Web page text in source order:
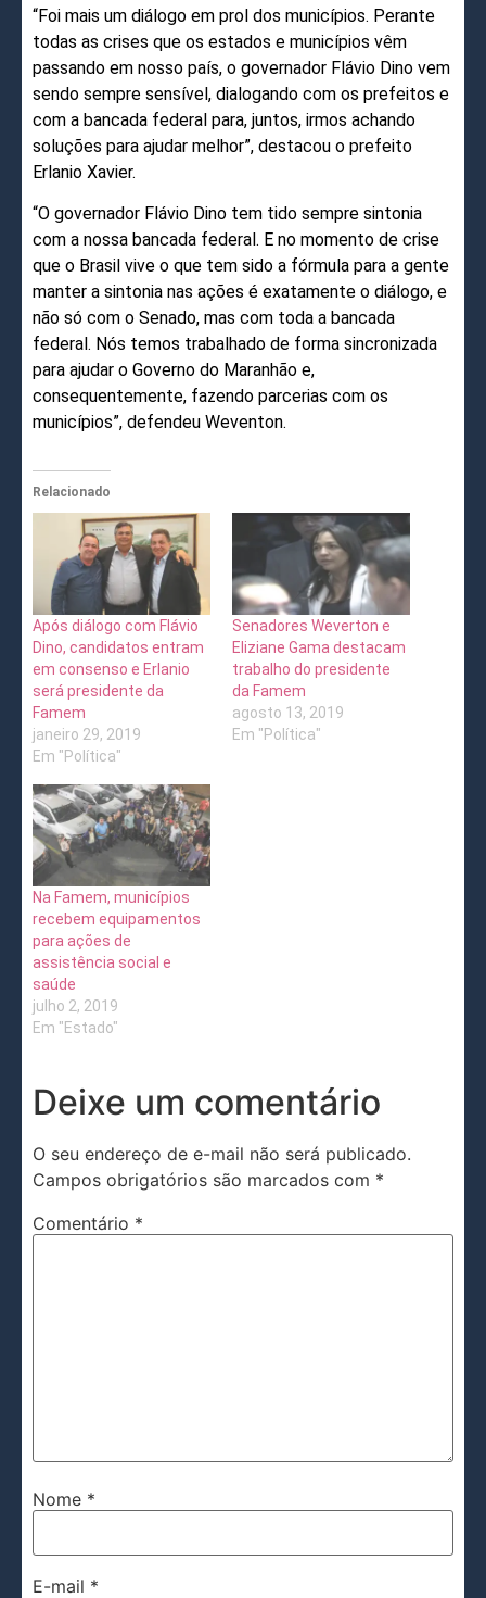
“Foi mais um diálogo em prol dos municípios. Perante
todas as crises que os estados e municípios vêm
passando em nosso país, o governador Flávio Dino vem
sendo sempre sensível, dialogando com os prefeitos e
com a bancada federal para, juntos, irmos achando
soluções para ajudar melhor”, destacou o prefeito
Erlanio Xavier.
“O governador Flávio Dino tem tido sempre sintonia
com a nossa bancada federal. E no momento de crise
que o Brasil vive o que tem sido a fórmula para a gente
manter a sintonia nas ações é exatamente o diálogo, e
não só com o Senado, mas com toda a bancada
federal. Nós temos trabalhado de forma sincronizada
para ajudar o Governo do Maranhão e,
consequentemente, fazendo parcerias com os
municípios”, defendeu Weventon.
Relacionado
Após diálogo com Flávio
Dino, candidatos entram
em consenso e Erlanio
será presidente da
Famem
janeiro 29, 2019
Em "Política"
Senadores Weverton e
Eliziane Gama destacam
trabalho do presidente
da Famem
agosto 13, 2019
Em "Política"
Na Famem, municípios
recebem equipamentos
para ações de
assistência social e
saúde
julho 2, 2019
Em "Estado"
Deixe um comentário
O seu endereço de e-mail não será publicado.
Campos obrigatórios são marcados com *
Comentário *
Nome *
E-mail *